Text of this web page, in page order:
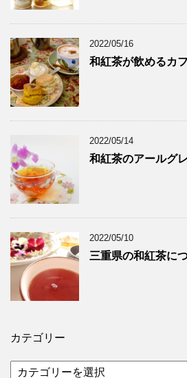
2022/05/16
和紅茶が飲めるカ
2022/05/14
和紅茶のアールグ
2022/05/10
三重県の和紅茶に
カテゴリー